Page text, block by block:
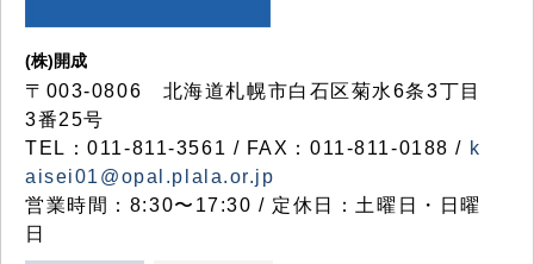
(株)開成
〒003-0806 北海道札幌市白石区菊水6条3丁目
3番25号
TEL：011-811-3561 / FAX：011-811-0188 / k
aisei01@opal.plala.or.jp
営業時間：8:30〜17:30 / 定休日：土曜日・日曜
日